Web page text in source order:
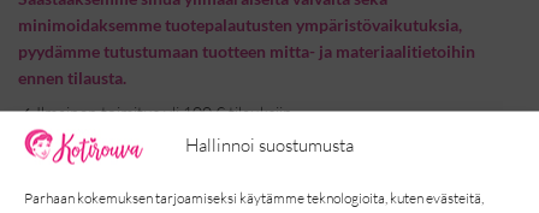
Hallinnoi suostumusta
Parhaan kokemuksen tarjoamiseksi käytämme teknologioita, kuten evästeitä,
minimoidaksemme tuotepalautusten ympäristövaikutuksia,
pyydämme tutustumaan tuotteen mitta- ja materiaalitietoihin
ennen tilausta.
✓Ilmainen toimitus yli 100 € tilauksiin
✓14 päivän vaihto- ja palautusoikeus
Toimitus 2-5 arkipäivää